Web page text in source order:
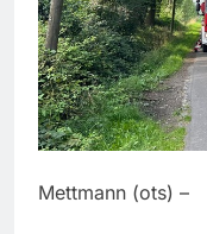
Mettmann (ots) –